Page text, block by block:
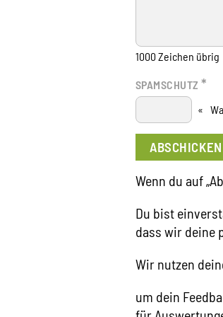
1000Zeichen übrig
SPAMSCHUTZ*
«
Wenn du auf
Du bist
dass wir deine
Wir nutzen
um dein